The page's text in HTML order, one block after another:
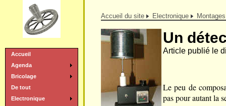
Accueil du site Electronique
Un
Article publié le
Le peu de
pas pour autant la
Accueil
Agenda
Bricolage
De tout
Electronique